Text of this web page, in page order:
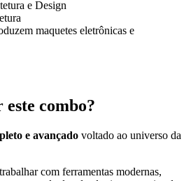
e Design
maquetes eletrônicas e
este combo?
e avançado voltado ao universo da
com ferramentas modernas,